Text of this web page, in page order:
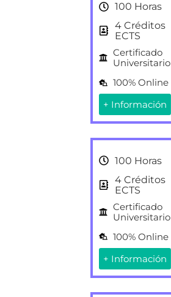
100 Horas
4 Créditos
ECTS
Certificado
Universitario
100% Online
+ Información
100 Horas
4 Créditos
ECTS
Certificado
Universitario
100% Online
+ Información